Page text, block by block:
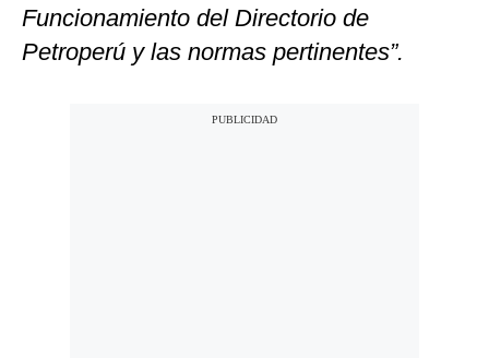
Funcionamiento del Directorio de
Petroperú y las normas pertinentes”.